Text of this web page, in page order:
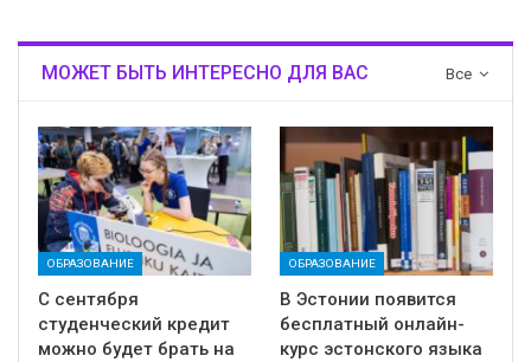
Все
МОЖЕТ БЫТЬ ИНТЕРЕСНО ДЛЯ ВАС
ОБРАЗОВАНИЕ
С сентября
студенческий кредит
можно будет брать на
ОБРАЗОВАНИЕ
В Эстонии появится
бесплатный онлайн-
курс эстонского языка